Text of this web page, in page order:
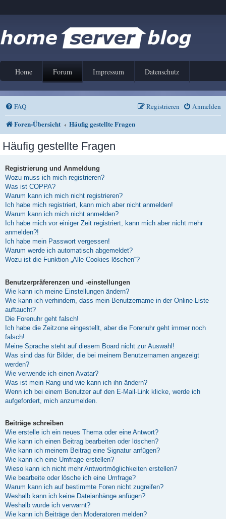
Home Forum Impressum Datenschutz
FAQ Anmelden
Registrieren
Foren-Übersicht Häufig gestellte Fragen
Häufig gestellte Fragen
Registrierung und Anmeldung
Wozu muss ich mich registrieren?
Was ist COPPA?
Warum kann ich mich nicht registrieren?
Ich habe mich registriert, kann mich aber nicht anmelden!
Warum kann ich mich nicht anmelden?
Ich habe mich vor einiger Zeit registriert, kann mich aber nicht mehr
anmelden?!
Ich habe mein Passwort vergessen!
Warum werde ich automatisch abgemeldet?
Wozu ist die Funktion „Alle Cookies löschen“?
Benutzerpräferenzen und -einstellungen
Wie kann ich meine Einstellungen ändern?
Wie kann ich verhindern, dass mein Benutzername in der Online-Liste
auftaucht?
Die Forenuhr geht falsch!
Ich habe die Zeitzone eingestellt, aber die Forenuhr geht immer noch
falsch!
Meine Sprache steht auf diesem Board nicht zur Auswahl!
Was sind das für Bilder, die bei meinem Benutzernamen angezeigt
werden?
Wie verwende ich einen Avatar?
Was ist mein Rang und wie kann ich ihn ändern?
Wenn ich bei einem Benutzer auf den E-Mail-Link klicke, werde ich
aufgefordert, mich anzumelden.
Beiträge schreiben
Wie erstelle ich ein neues Thema oder eine Antwort?
Wie kann ich einen Beitrag bearbeiten oder löschen?
Wie kann ich meinem Beitrag eine Signatur anfügen?
Wie kann ich eine Umfrage erstellen?
Wieso kann ich nicht mehr Antwortmöglichkeiten erstellen?
Wie bearbeite oder lösche ich eine Umfrage?
Warum kann ich auf bestimmte Foren nicht zugreifen?
Weshalb kann ich keine Dateianhänge anfügen?
Weshalb wurde ich verwarnt?
Wie kann ich Beiträge den Moderatoren melden?